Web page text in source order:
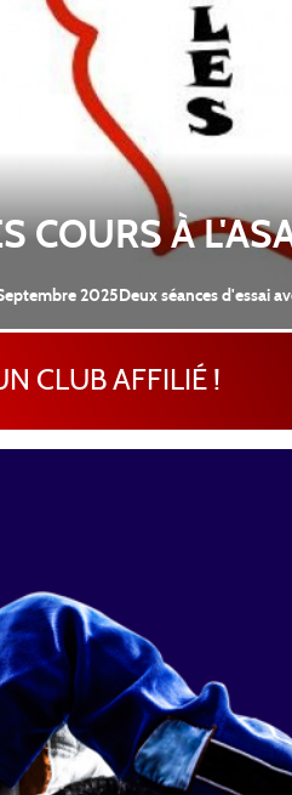
COURS À
2025Deux séances
CLUB AFFILIÉ !